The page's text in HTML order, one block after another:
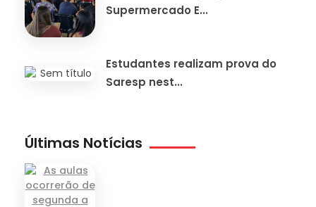
Supermercado E...
Estudantes realizam prova do
Saresp nest...
Últimas Notícias